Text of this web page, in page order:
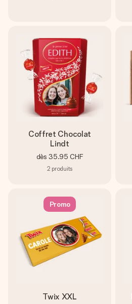
Coffret Chocolat
Lindt
dès 35.95 CHF
2 produits
Promo
Twix XXL